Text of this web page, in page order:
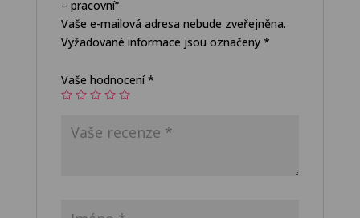
– pracovní“
Vaše e-mailová adresa nebude zveřejněna.
Vyžadované informace jsou označeny *
Vaše hodnocení*